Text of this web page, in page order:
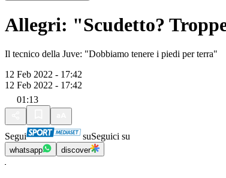
Allegri: "Scudetto?
Il tecnico della Juve: "Dobbiamo tenere i piedi per terra"
12 Feb 2022 - 17:42
12 Feb 2022 - 17:42
01:13
Segui suSeguici su
whatsapp discover